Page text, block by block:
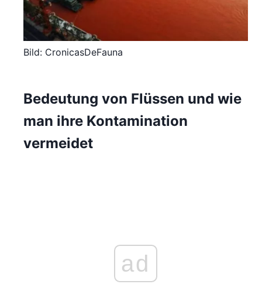
Bild: CronicasDeFauna
Bedeutung von Flüssen und wie
man ihre Kontamination
vermeidet
ad